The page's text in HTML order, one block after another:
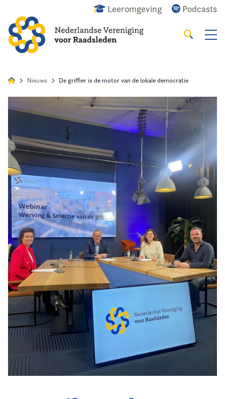
Leeromgeving Podcasts
Zoeken
Home
Agenda
Nieuws
Opleiding
Kennis & Informatie
Vereniging
Contact
Nieuws De griffier is de motor van de lokale democratie